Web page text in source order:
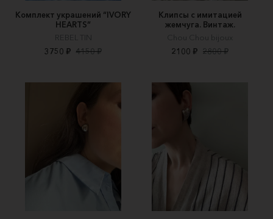
Комплект украшений “IVORY
HEARTS”
REBEL TIN
3750 ₽ 4150 ₽
Клипсы с имитацией
жемчуга. Винтаж.
Chou Chou bijoux
2100 ₽ 2800 ₽